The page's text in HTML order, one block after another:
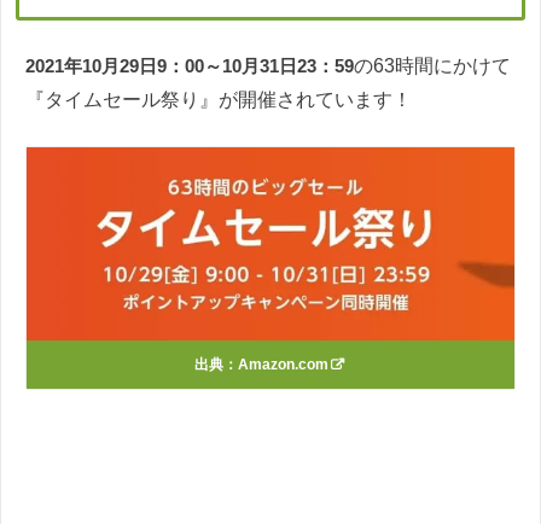
2021年10月29日9：00～10月31日23：59の63時間にかけて
『タイムセール祭り』が開催されています！
出典： Amazon.com